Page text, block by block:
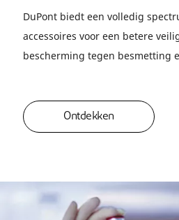
DuPont biedt een volledig
accessoires voor een betere
bescherming tegen besmetting
Ontdekken